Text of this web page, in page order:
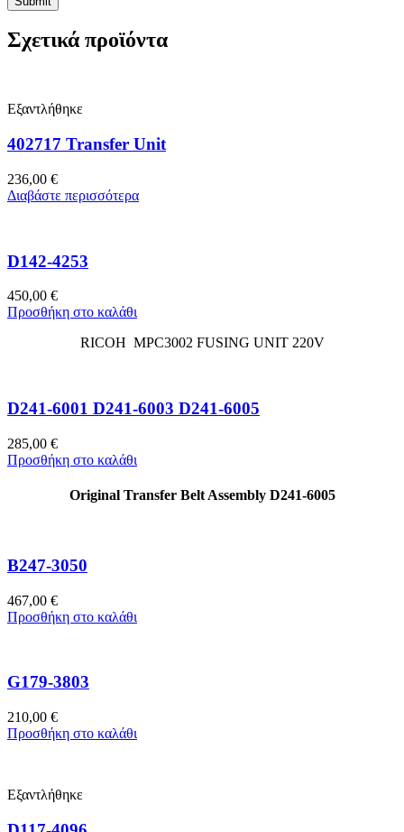
Σχετικά προϊόντα
Εξαντλήθηκε
402717 Transfer Unit
236,00 €
Διαβάστε περισσότερα
D142-4253
450,00 €
Προσθήκη στο καλάθι
RICOH MPC3002 FUSING UNIT 220V
D241-6001 D241-6003 D241-6005
285,00 €
Προσθήκη στο καλάθι
Original Transfer Belt Assembly D241-6005
B247-3050
467,00 €
Προσθήκη στο καλάθι
G179-3803
210,00 €
Προσθήκη στο καλάθι
Εξαντλήθηκε